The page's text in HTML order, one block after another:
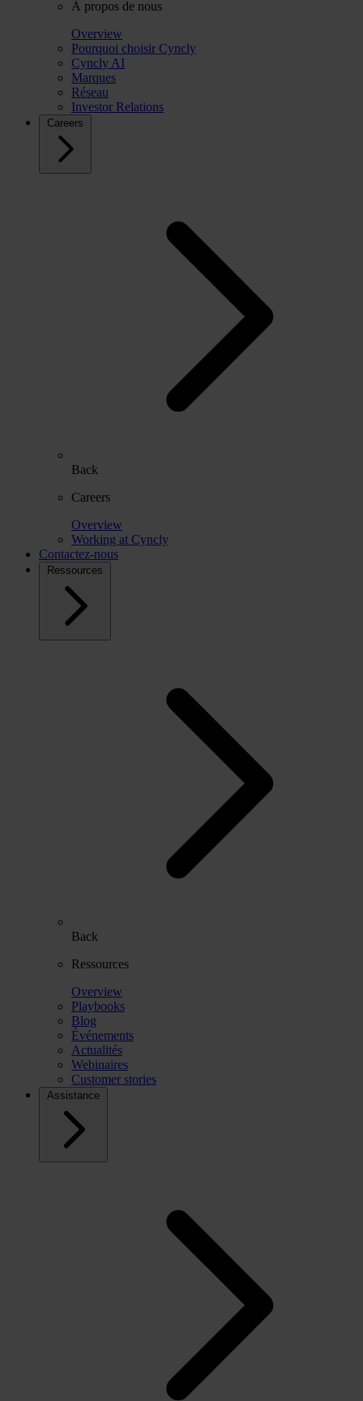
À propos de nous
Overview
Pourquoi choisir Cyncly
Cyncly AI
Marques
Réseau
Investor Relations
Careers
Back
Careers
Overview
Working at Cyncly
Contactez-nous
Ressources
Back
Ressources
Overview
Playbooks
Blog
Événements
Actualités
Webinaires
Customer stories
Assistance